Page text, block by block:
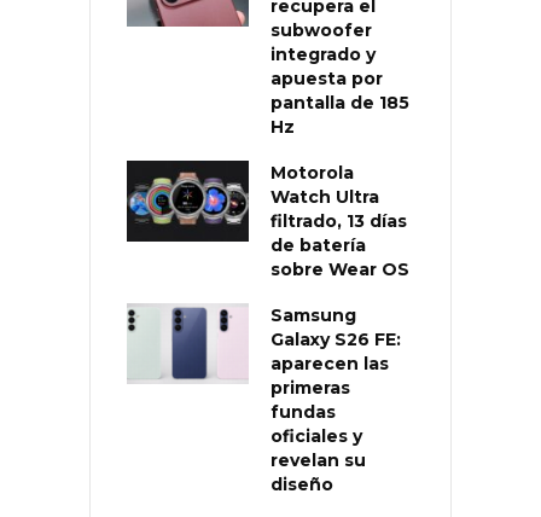
recupera el
subwoofer
integrado y
apuesta por
pantalla de 185
Hz
Motorola
Watch Ultra
filtrado, 13 días
de batería
sobre Wear OS
Samsung
Galaxy S26 FE:
aparecen las
primeras
fundas
oficiales y
revelan su
diseño